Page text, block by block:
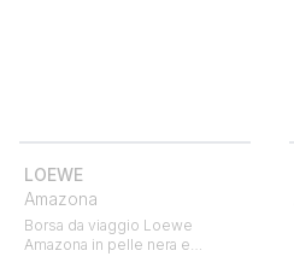
LOEWE
Amazona
Borsa da viaggio Loewe
Amazona in pelle nera e